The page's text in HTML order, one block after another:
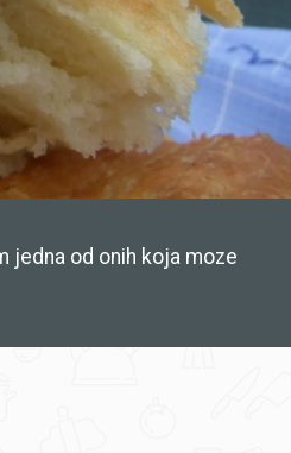
jedna od onih koja moze